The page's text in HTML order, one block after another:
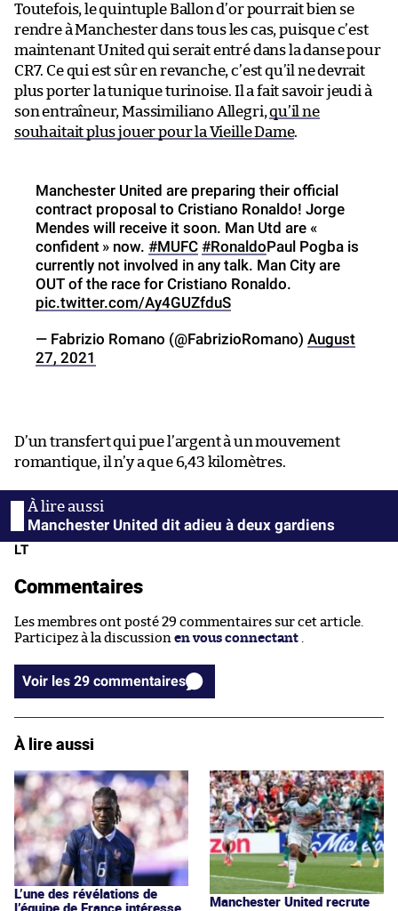
Toutefois, le quintuple Ballon d’or pourrait bien se
rendre à Manchester dans tous les cas, puisque c’est
maintenant United qui serait entré dans la danse pour
CR7. Ce qui est sûr en revanche, c’est qu’il ne devrait
plus porter la tunique turinoise. Il a fait savoir jeudi à
son entraîneur, Massimiliano Allegri,qu’il ne
souhaitait plus jouer pour la Vieille Dame.
Manchester United are preparing their official
contract proposal to Cristiano Ronaldo! Jorge
Mendes will receive it soon. Man Utd are «
confident » now. #MUFC #RonaldoPaul Pogba is
currently not involved in any talk. Man City are
OUT of the race for Cristiano Ronaldo.
pic.twitter.com/Ay4GUZfduS
— Fabrizio Romano (@FabrizioRomano) August
27, 2021
D’un transfert qui pue l’argent à un mouvement
romantique, il n’y a que 6,43 kilomètres.
Manchester United dit adieu à deux gardiens
LT
Commentaires
Les membres ont posté 29 commentaires sur cet article.
Participez à la discussion en vous connectant
Voir les 29 commentaires
À lire aussi
L’une des révélations de
l’équipe de France intéresse
Manchester United recrute